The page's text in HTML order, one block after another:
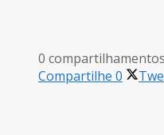
0 compartilhamentos
Compartilhe 0